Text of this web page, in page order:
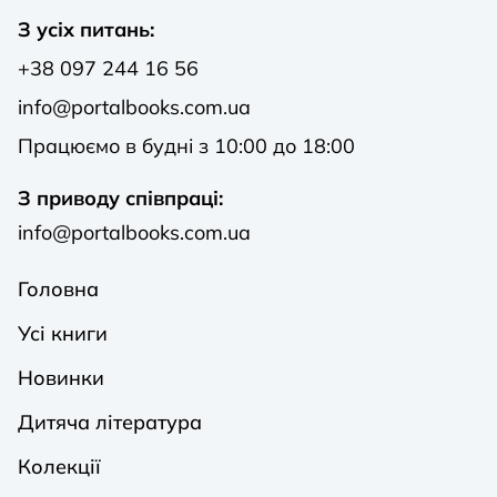
З усіх питань:
+38 097 244 16 56
info@portalbooks.com.ua
Працюємо в будні з 10:00 до 18:00
З приводу співпраці:
info@portalbooks.com.ua
Головна
Усі книги
Новинки
Дитяча література
Колекції